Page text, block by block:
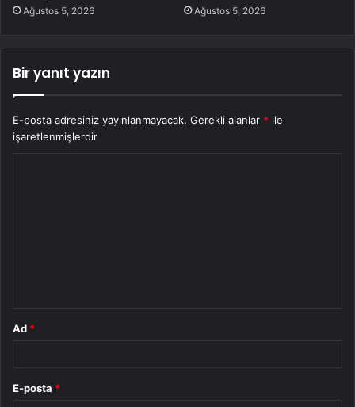
Ağustos 5, 2026 Ağustos 5, 2026
Bir yanıt yazın
E-posta adresiniz yayınlanmayacak. Gerekli alanlar * ile
işaretlenmişlerdir
Ad *
E-posta *